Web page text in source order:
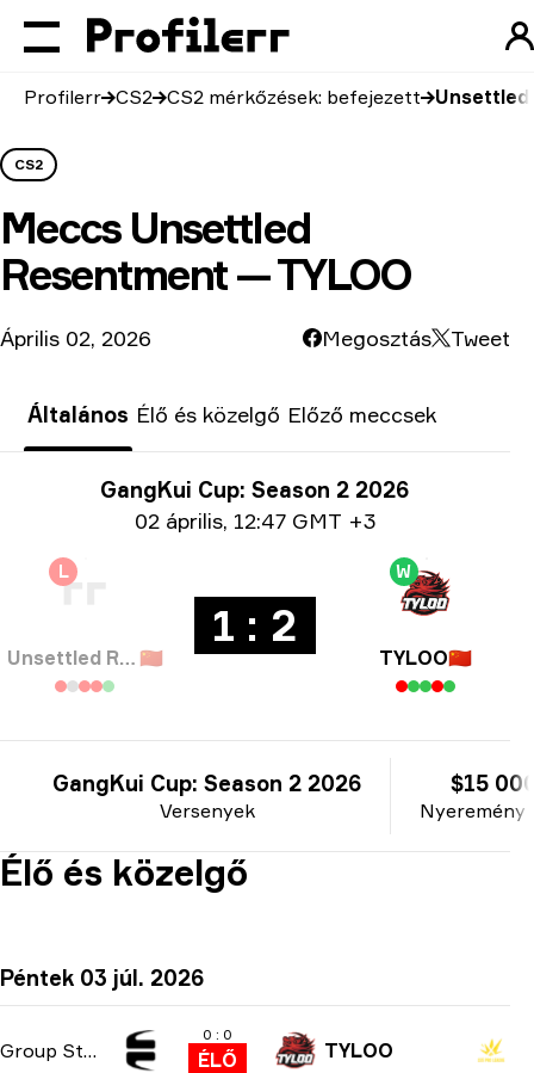
Profilerr CS2 CS2 mérkőzések: befejezett Unsettled
CS2
Meccs Unsettled
Resentment — TYLOO
Április 02, 2026 Megosztás Tweet
Általános Élő és közelgő Előző meccsek
Verseny infóGangKui Cup: Season 2 2026
Dátum információ02 április, 12:47 GMT +3
L
Unsettled Resentment 🇨🇳
1 : 2
W
TYLOO🇨🇳
Versenyek
GangKui Cup: Season 2 2026
Nyeremény
$15
Élő és közelgő
Péntek 03 júl. 2026
Group Stage
0 : 0
ÉLŐ TYLOO